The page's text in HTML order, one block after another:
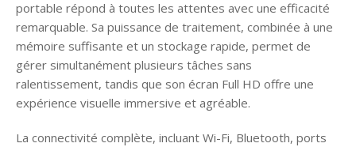
portable répond à toutes les attentes avec une efficacité
remarquable. Sa puissance de traitement, combinée à une
mémoire suffisante et un stockage rapide, permet de
gérer simultanément plusieurs tâches sans
ralentissement, tandis que son écran Full HD offre une
expérience visuelle immersive et agréable.
La connectivité complète, incluant Wi-Fi, Bluetooth, ports